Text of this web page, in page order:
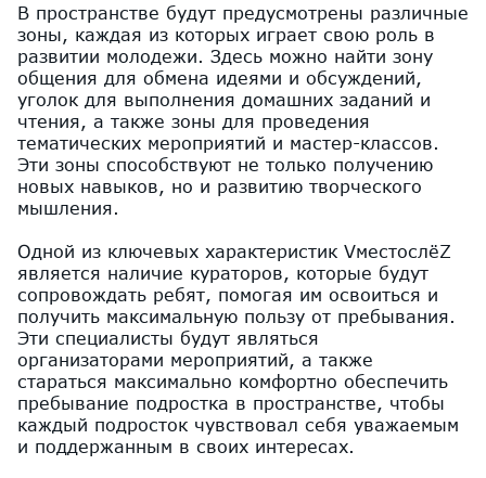
В пространстве будут предусмотрены различные
зоны, каждая из которых играет свою роль в
развитии молодежи. Здесь можно найти зону
общения для обмена идеями и обсуждений,
уголок для выполнения домашних заданий и
чтения, а также зоны для проведения
тематических мероприятий и мастер-классов.
Эти зоны способствуют не только получению
новых навыков, но и развитию творческого
мышления.
Одной из ключевых характеристик VместослёZ
является наличие кураторов, которые будут
сопровождать ребят, помогая им освоиться и
получить максимальную пользу от пребывания.
Эти специалисты будут являться
организаторами мероприятий, а также
стараться максимально комфортно обеспечить
пребывание подростка в пространстве, чтобы
каждый подросток чувствовал себя уважаемым
и поддержанным в своих интересах.